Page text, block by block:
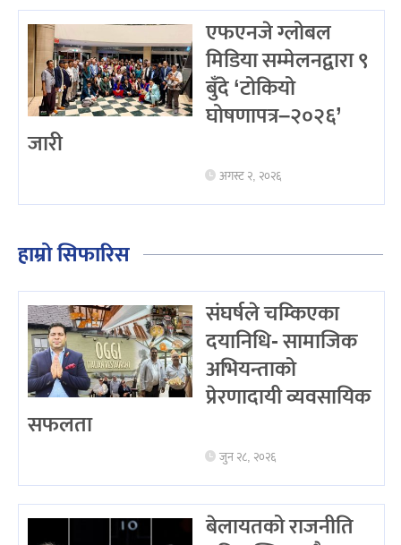
एफएनजे ग्लोबल
मिडिया सम्मेलनद्वारा ९
बुँदे ‘टोकियो
घोषणापत्र–२०२६’
जारी
अगस्ट २, २०२६
हाम्रो सिफारिस
संघर्षले चम्किएका
दयानिधि- सामाजिक
अभियन्ताको
प्रेरणादायी व्यवसायिक
सफलता
जुन २८, २०२६
बेलायतको राजनीति